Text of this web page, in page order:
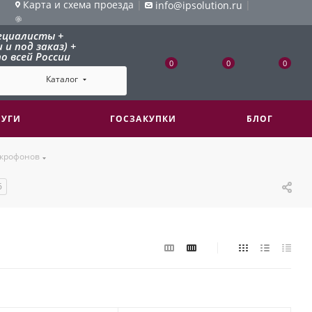
Карта и схема проезда | info@ipsolution.ru |
+
под заказ) +
всей России
Каталог
0 0 0
ГОСЗАКУПКИ БЛОГ